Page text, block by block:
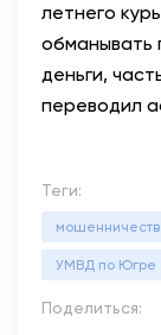
летнего
обманывать
деньги,
переводил
Теги:
УМВД по Югре
Поделиться: